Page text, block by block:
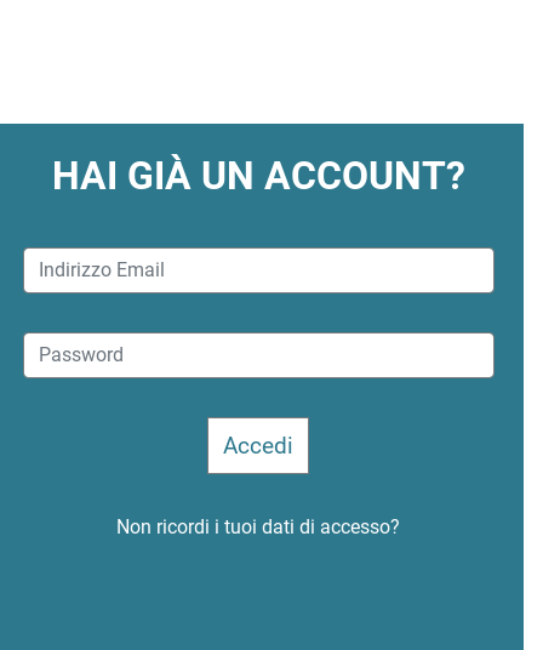
HAI GIÀ UN ACCOUNT?
Non ricordi i tuoi dati di accesso?